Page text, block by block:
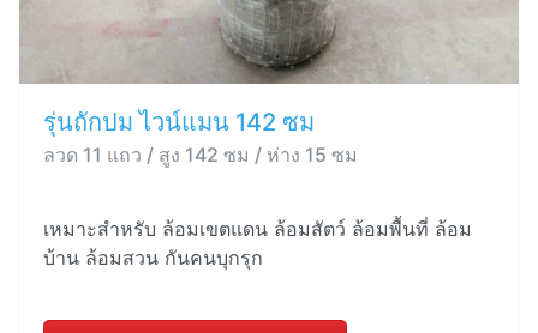
รุ่นถักปม ไวน์แมน 142 ซม
ลวด 11 แถว / สูง 142 ซม / ห่าง 15 ซม
เหมาะสำหรับ ล้อมเขตแดน ล้อมสัตว์ ล้อมพื้นที่ ล้อม
บ้าน ล้อมสวน กันคนบุกรุก